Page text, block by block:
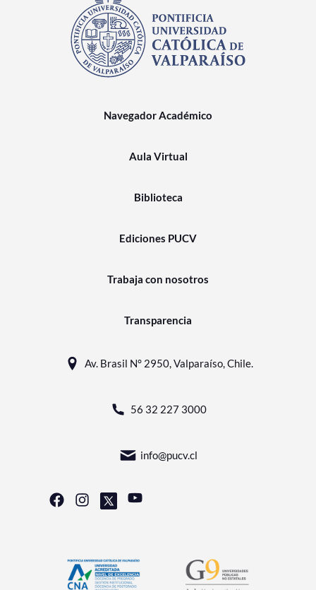
Navegador Académico
Aula Virtual
Biblioteca
Ediciones PUCV
Trabaja con nosotros
Transparencia
Av. Brasil N° 2950, Valparaíso, Chile.
56 32 227 3000
info@pucv.cl